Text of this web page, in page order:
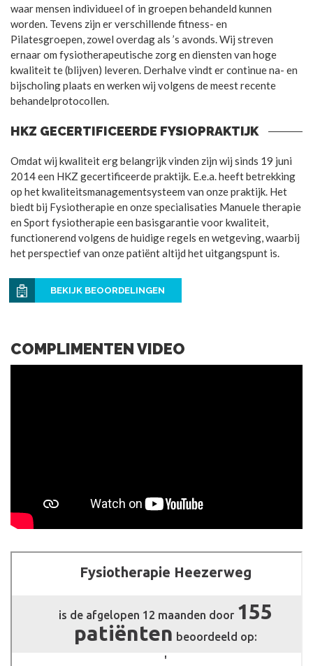
waar mensen individueel of in groepen behandeld kunnen
worden. Tevens zijn er verschillende fitness- en
Pilatesgroepen, zowel overdag als ’s avonds. Wij streven
ernaar om fysiotherapeutische zorg en diensten van hoge
kwaliteit te (blijven) leveren. Derhalve vindt er continue na- en
bijscholing plaats en werken wij volgens de meest recente
behandelprotocollen.
HKZ GECERTIFICEERDE FYSIOPRAKTIJK
Omdat wij kwaliteit erg belangrijk vinden zijn wij sinds 19 juni
2014 een HKZ gecertificeerde praktijk. E.e.a. heeft betrekking
op het kwaliteitsmanagementsysteem van onze praktijk. Het
biedt bij Fysiotherapie en onze specialisaties Manuele therapie
en Sport fysiotherapie een basisgarantie voor kwaliteit,
functionerend volgens de huidige regels en wetgeving, waarbij
het perspectief van onze patiënt altijd het uitgangspunt is.
BEKIJK BEOORDELINGEN
COMPLIMENTEN VIDEO